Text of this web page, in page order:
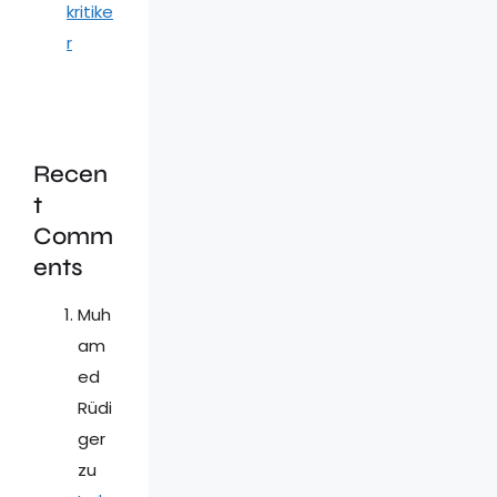
kritike
r
Recen
t
Comm
ents
Muh
am
ed
Rüdi
ger
zu